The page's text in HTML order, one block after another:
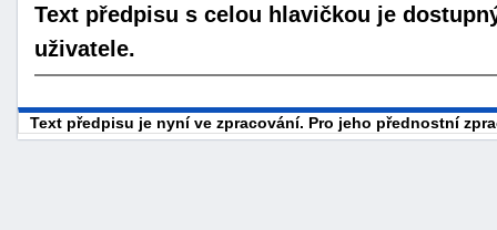
Text předpisu s celou hlavičkou je
uživatele.
Text předpisu je nyní ve zpracování. Pro jeho přednostní